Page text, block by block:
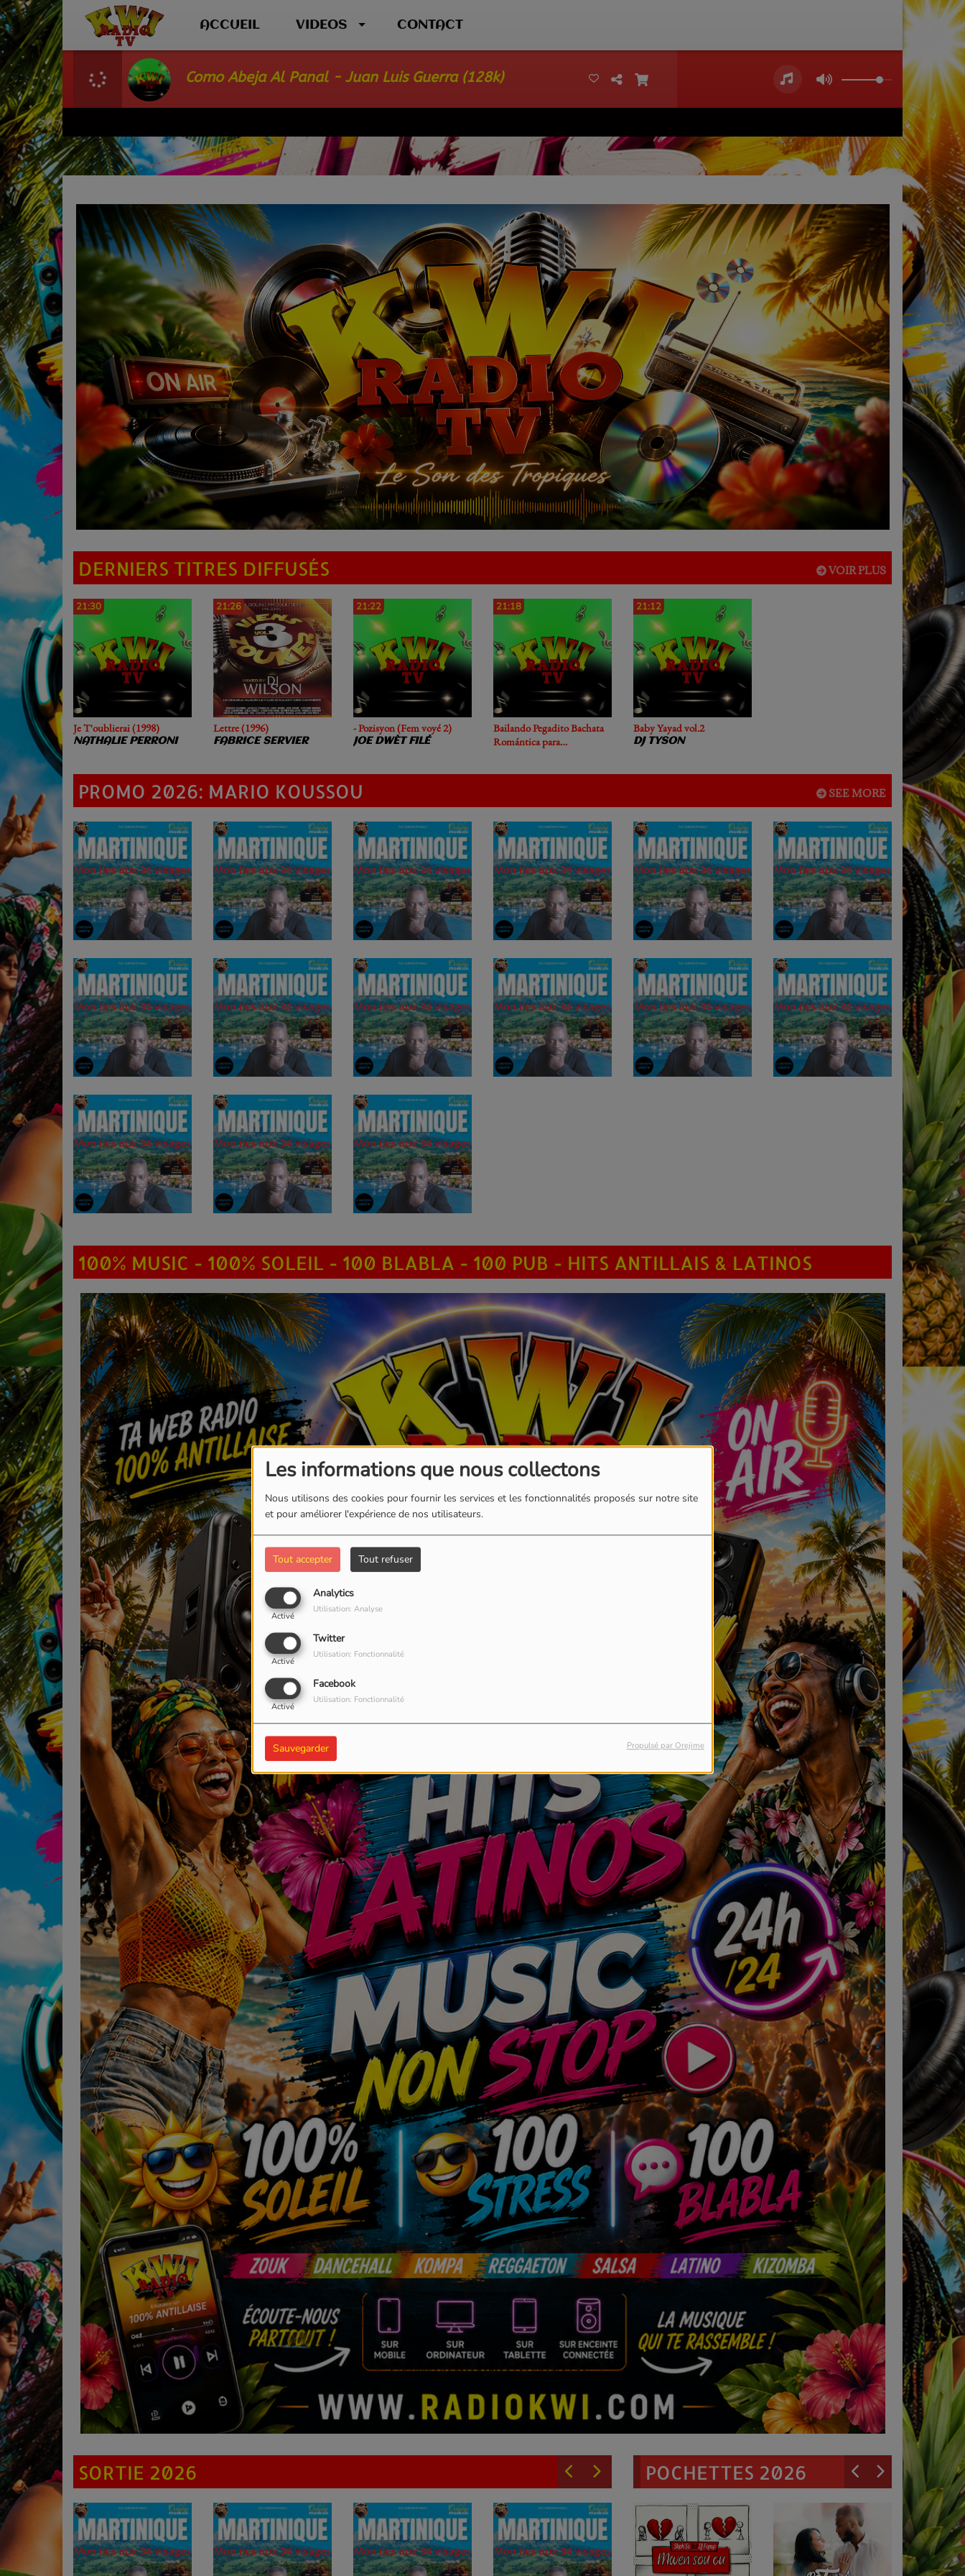
Les informations que nous collectons
Nous utilisons des cookies pour fournir les services et les fonctionnalités proposés sur notre site
et pour améliorer l'expérience de nos utilisateurs.
Tout accepter Tout refuser
Analytics
Activé
Utilisation: Analyse
Twitter
Activé
Utilisation: Fonctionnalité
Facebook
Activé
Utilisation: Fonctionnalité
Sauvegarder Propulsé par Orejime
ACCUEIL VIDEOS CONTACT
Como Abeja Al Panal - Juan Luis Guerra (128k)
VOIR PLUS
DERNIERS TITRES DIFFUSÉS
21:30
Je T'oublierai (1998)
NATHALIE PERRONI
21:26
Lettre (1996)
FABRICE SERVIER
21:22
- Pozisyon (Fem voyé 2)
JOE DWÈT FILÉ
21:18
Bailando Pegadito Bachata
Romántica para
21:12
Baby Yayad vol.2
DJ TYSON
SEE MORE
PROMO 2026: MARIO KOUSSOU
100% MUSIC - 100% SOLEIL - 100 BLABLA - 100 PUB - HITS ANTILLAIS & LATINOS
SORTIE 2026 POCHETTES 2026